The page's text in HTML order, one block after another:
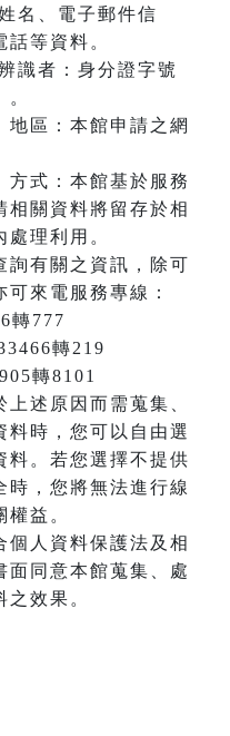
名、電子郵件信
等資料。
識者：身分證字號
地區：本館申請之網
方式：本館基於服務
相關資料將留存於相
理利用。
詢有關之資訊，除可
來電服務專線：
轉777
轉219
轉8101
述原因而需蒐集、
料時，您可以自由選
料。若您選擇不提供
時，您將無法進行線
權益。
個人資料保護法及相
面同意本館蒐集、處
效果。